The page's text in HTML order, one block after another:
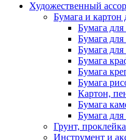
Художественный
Бумага и картон
Бумага для
Бумага
Бумага для
Бумага
Бумага
Бумага
Картон,
Бумага
Бумага
Грунт, проклейка
Инструмент и